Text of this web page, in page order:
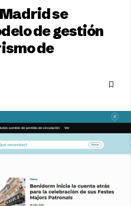
se
de gestión
de